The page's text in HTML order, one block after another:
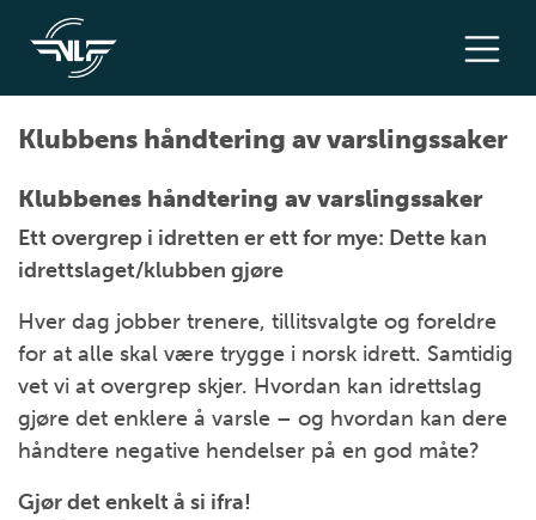
Klubbens håndtering av varslingssaker
Klubbenes håndtering av varslingssaker
Ett overgrep i idretten er ett for mye: Dette kan
idrettslaget/klubben gjøre
Hver dag jobber trenere, tillitsvalgte og foreldre
for at alle skal være trygge i norsk idrett. Samtidig
vet vi at overgrep skjer. Hvordan kan idrettslag
gjøre det enklere å varsle – og hvordan kan dere
håndtere negative hendelser på en god måte?
Gjør det enkelt å si ifra!